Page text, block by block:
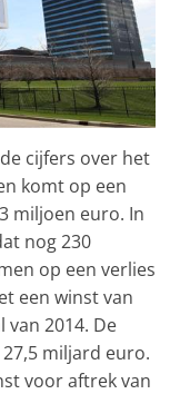
cijfers over het
komt op een
miljoen euro. In
nog 230
op een verlies
een winst van
2014. De
miljard euro.
voor aftrek van